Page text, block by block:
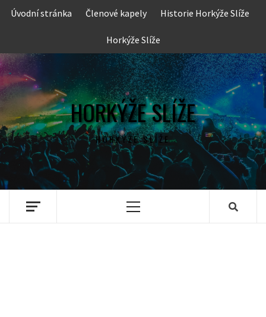
Skip
Úvodní stránka Členové kapely Historie Horkýže Slíže
Horkýže Slíže
HORKÝŽE SLÍŽE
HORKÝŽE SLÍŽE
Primary